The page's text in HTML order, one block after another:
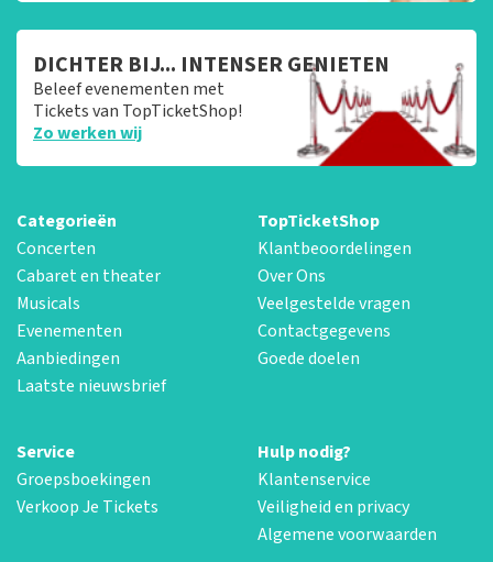
DICHTER BIJ... INTENSER GENIETEN
Beleef evenementen met
Tickets van TopTicketShop!
Zo werken wij
Categorieën
Concerten
Cabaret en theater
Musicals
Evenementen
Aanbiedingen
Laatste nieuwsbrief
TopTicketShop
Klantbeoordelingen
Over Ons
Veelgestelde vragen
Contactgegevens
Goede doelen
Service
Groepsboekingen
Verkoop Je Tickets
Hulp nodig?
Klantenservice
Veiligheid en privacy
Algemene voorwaarden